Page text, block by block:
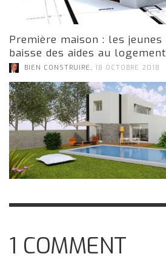
Première maison : les
baisse des aides au logement
BIEN CONSTRUIRE , 18 OCTOBRE 2018
1 COMMENT